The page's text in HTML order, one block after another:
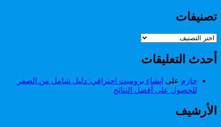
تصنيفات
تصنيفات
أحدث التعليقات
حازم على انشاء برومبت احترافي: دليل شامل من الصفر
للحصول على أفضل النتائج
الأرشيف